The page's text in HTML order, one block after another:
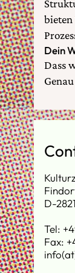
Dein
Dass
D-
Tel:
Fax: